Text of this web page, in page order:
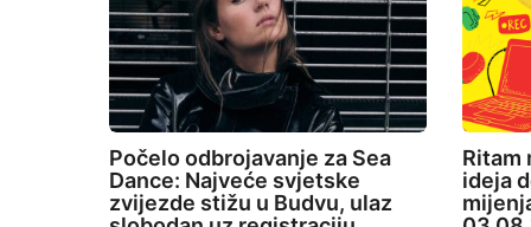
Počelo odbrojavanje za Sea
Dance: Najveće svjetske
zvijezde stižu u Budvu, ulaz
Ritam
ideja